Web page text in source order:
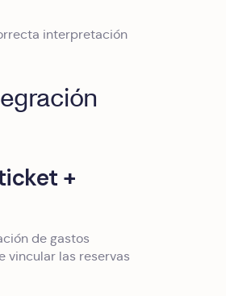
interpretación
+
de gastos
vincular las reservas